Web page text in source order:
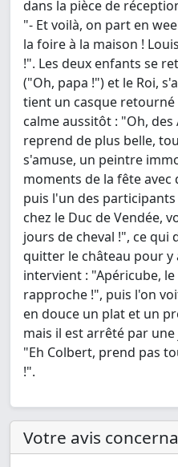
dans la pièce de
"- Et voilà, on part en
la foire à la maison !
!". Les deux enfants se
("Oh, papa !") et le Roi,
tient un casque
calme aussitôt : "Oh,
reprend de plus belle,
s'amuse, un peintre
moments de la fête
puis l'un des
chez le Duc de Vendée,
jours de cheval !", ce qui
quitter le château pour y
intervient : "Apéricube,
rapproche !", puis l'on
en douce un plat et un
mais il est arrêté par
"Eh Colbert, prend pas
!".
Votre avis